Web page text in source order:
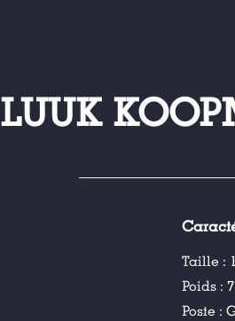
LUUK
Taille :
Poids :
Poste :